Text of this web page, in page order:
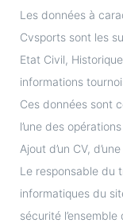
Les données à
Cvsports sont les
Etat Civil,
informations
Ces données sont
l’une des
Ajout d’un CV,
Le responsable du
informatiques du
sécurité